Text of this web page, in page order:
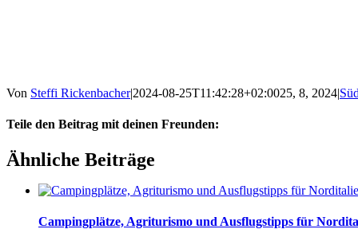
Von Steffi Rickenbacher|2024-08-25T11:42:28+02:0025, 8, 2024|
Teile den Beitrag mit deinen Freunden:
Facebook
Twitter
LinkedIn
Google+
Pinterest
Email
Ähnliche Beiträge
Campingplätze, Agriturismo und Ausflugstipps für